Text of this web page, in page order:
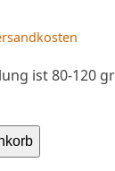
ist 80-120